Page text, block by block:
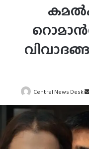
Central News Desk